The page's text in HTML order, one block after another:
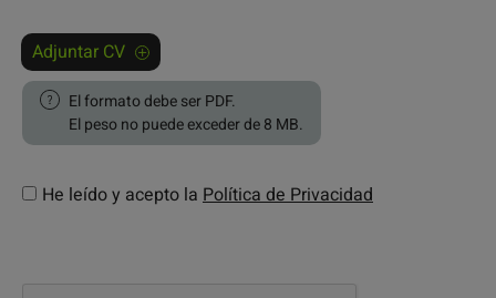
Adjuntar CV
El formato debe ser PDF.
El peso no puede exceder de 8 MB.
He leído y acepto la Política de Privacidad